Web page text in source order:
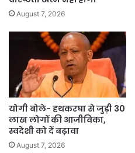
August 7, 2026
योगी बोले- हथकरघा से जुड़ी 30
लाख लोगों की आजीविका,
स्वदेशी को दें बढ़ावा
August 7, 2026